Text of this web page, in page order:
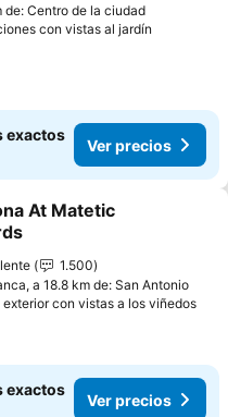
de: Centro de la ciudad
con vistas al jardín
exactos
Ver precios
a favoritos
At Matetic
1.500
a 18.8 km de: San Antonio
exterior con vistas a los viñedos
exactos
Ver precios